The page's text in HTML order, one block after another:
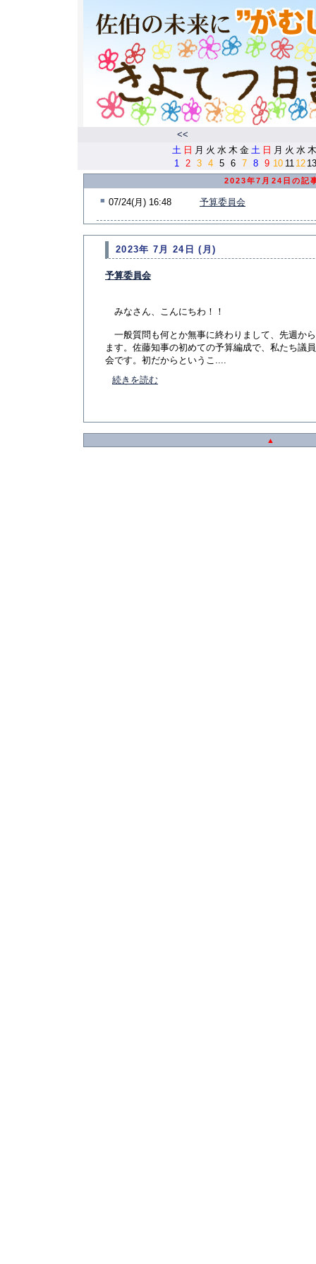
<<
土 日 月 火 水 木 金 土 日 月 火 水 木
1
2 3 4 5 6 7 8 9 10 11 12 13
2023年7月24日の記
■ 07/24(月) 16:48 予算委員会
2023年 7月 24日 (月)
予算委員会
みなさん、こんにちわ！！
一般質問も何とか無事に終わりまして、先週か
ます。佐藤知事の初めての予算編成で、私たち議
会です。初だからというこ....
続きを読む
▲